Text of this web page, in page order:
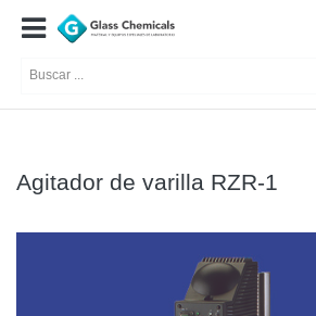
Agitador de varilla RZR-1